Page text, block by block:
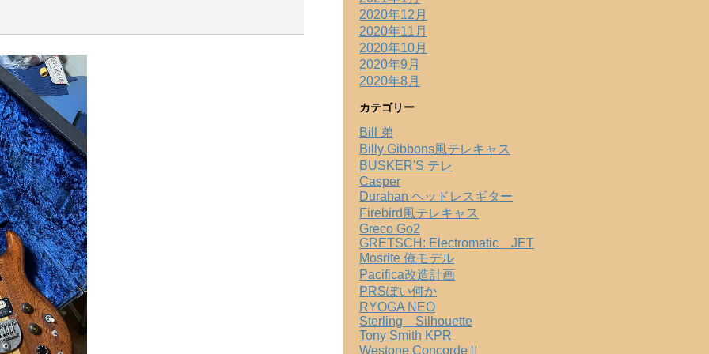
2020年12月
2020年11月
2020年10月
2020年9月
2020年8月
カテゴリー
Bill 弟
Billy Gibbons風テレキャス
BUSKER'S テレ
Casper
Durahan ヘッドレスギター
Firebird風テレキャス
Greco Go2
GRETSCH: Electromatic JET
Mosrite 俺モデル
Pacifica改造計画
PRSぽい何か
RYOGA NEO
Sterling Silhouette
Tony Smith KPR
Westone ConcordeⅡ